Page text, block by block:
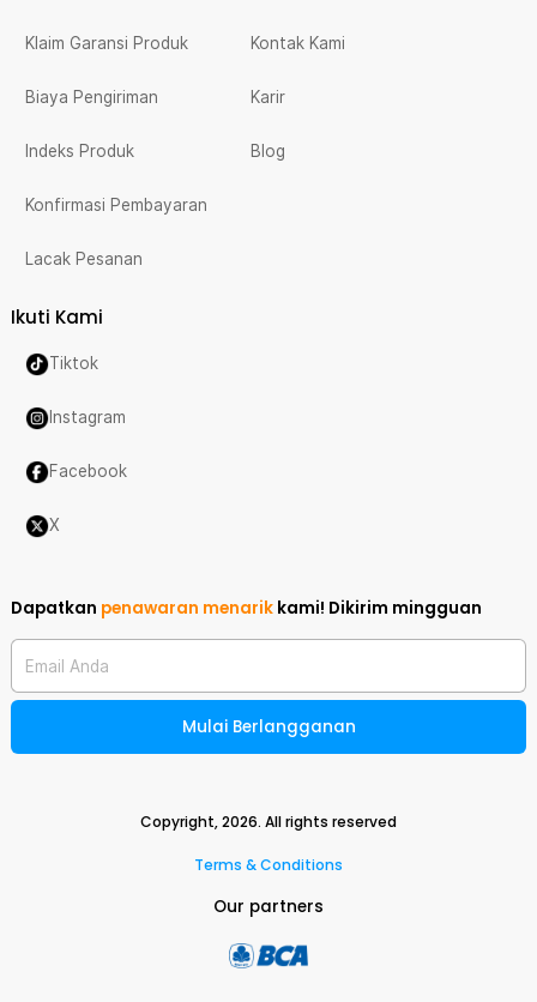
Klaim Garansi Produk
Biaya Pengiriman
Indeks Produk
Konfirmasi Pembayaran
Lacak Pesanan
Kontak Kami
Karir
Blog
Ikuti Kami
Tiktok
Instagram
Facebook
X
Dapatkan penawaran menarik kami! Dikirim mingguan
Email Anda
Mulai Berlangganan
Copyright,2026. All rights reserved
Terms & Conditions
Our partners